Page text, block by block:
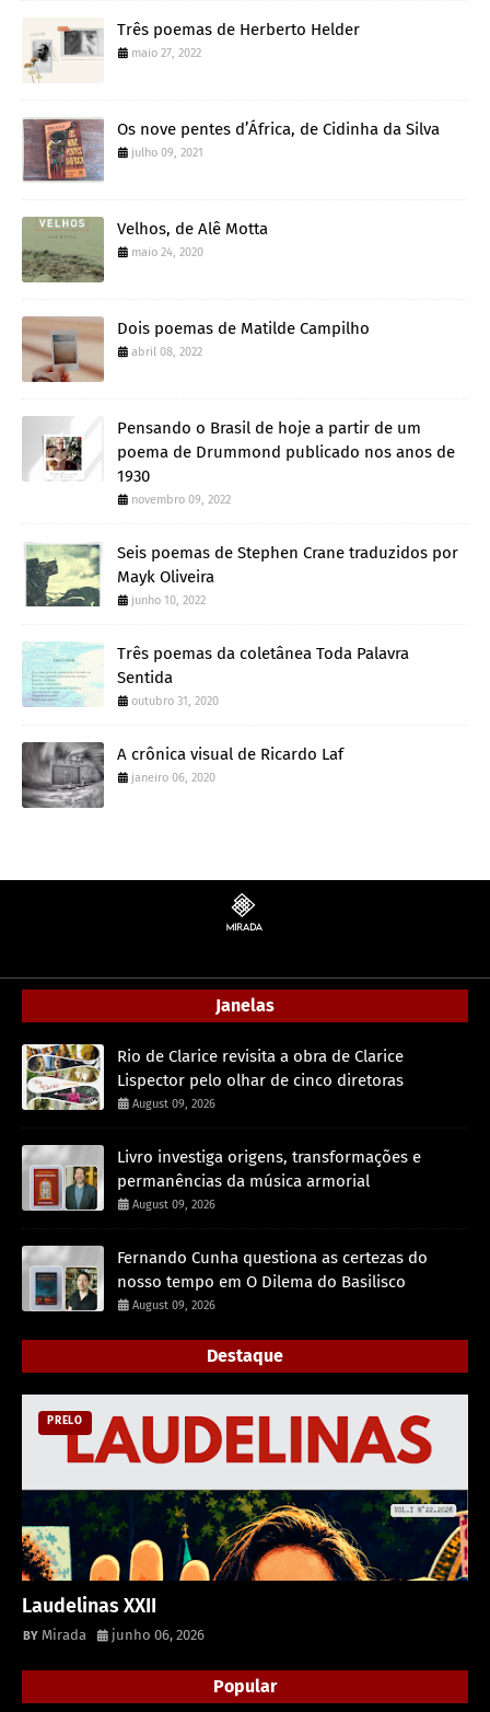
Três poemas de Herberto Helder
maio 27, 2022
Os nove pentes d’África, de Cidinha da Silva
julho 09, 2021
Velhos, de Alê Motta
maio 24, 2020
Dois poemas de Matilde Campilho
abril 08, 2022
Pensando o Brasil de hoje a partir de um
poema de Drummond publicado nos anos de
1930
novembro 09, 2022
Seis poemas de Stephen Crane traduzidos por
Mayk Oliveira
junho 10, 2022
Três poemas da coletânea Toda Palavra
Sentida
outubro 31, 2020
A crônica visual de Ricardo Laf
janeiro 06, 2020
Janelas
Rio de Clarice revisita a obra de Clarice
Lispector pelo olhar de cinco diretoras
August 09, 2026
Livro investiga origens, transformações e
permanências da música armorial
August 09, 2026
Fernando Cunha questiona as certezas do
nosso tempo em O Dilema do Basilisco
August 09, 2026
Destaque
PRELO
Laudelinas XXII
Mirada junho 06, 2026
Popular